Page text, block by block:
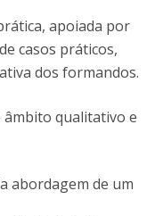
apoiada por
casos práticos,
dos formandos.
âmbito qualitativo e
abordagem de um